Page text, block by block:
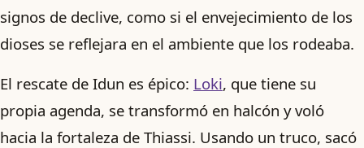
signos de declive, como si el envejecimiento de los
dioses se reflejara en el ambiente que los rodeaba.
El rescate de Idun es épico: Loki, que tiene su
propia agenda, se transformó en halcón y voló
hacia la fortaleza de Thiassi. Usando un truco, sacó